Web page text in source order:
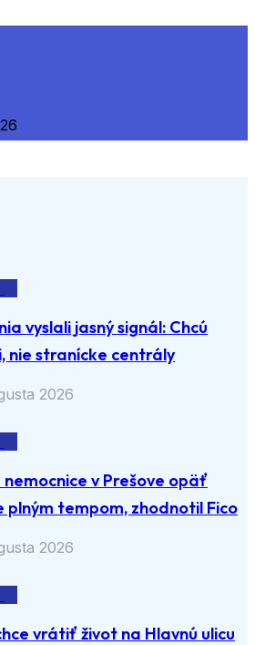
vyslali jasný signál: Chcú
nie stranícke centrály
2026
v Prešove opäť
plným tempom, zhodnotil Fico
2026
vrátiť život na Hlavnú ulicu